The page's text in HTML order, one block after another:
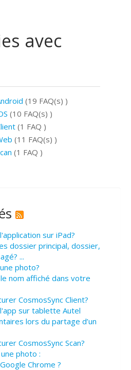
avec
(19 FAQ(s) )
(10 FAQ(s) )
(1 FAQ )
(11 FAQ(s) )
(1 FAQ )
sur iPad?
dossier principal, dossier,
...
photo?
nom affiché dans votre
CosmosSync Client?
sur tablette Autel
lors du partage d’un
CosmosSync Scan?
photo :
Chrome ?